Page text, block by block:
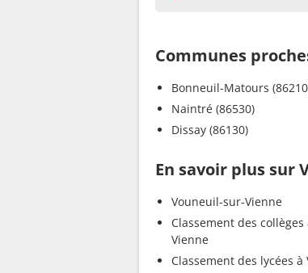
Communes
Bonneuil-Matours
Naintré (86530)
Dissay (86130)
En savoir plus sur
Vouneuil-sur-Vienne
Classement des
Vienne
Classement des lycées